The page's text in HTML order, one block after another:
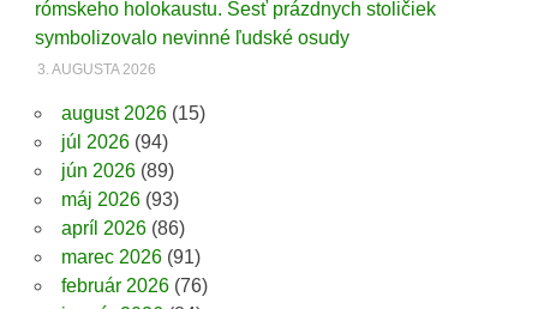
rómskeho holokaustu. Šesť prázdnych stoličiek
symbolizovalo nevinné ľudské osudy
3. AUGUSTA 2026
august 2026(15)
júl 2026(94)
jún 2026(89)
máj 2026(93)
apríl 2026(86)
marec 2026(91)
február 2026(76)